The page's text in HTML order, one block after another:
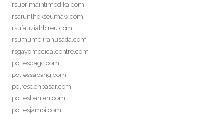
rsuprimaintimedika.com
rsarunlhokseumaw.com
rsufauziahbireu.com
rsumumcitrahusada.com
rsgayomedicalcentre.com
polresdago.com
polressabang.com
polresdenpasar.com
polresbanten.com
polresjambi.com